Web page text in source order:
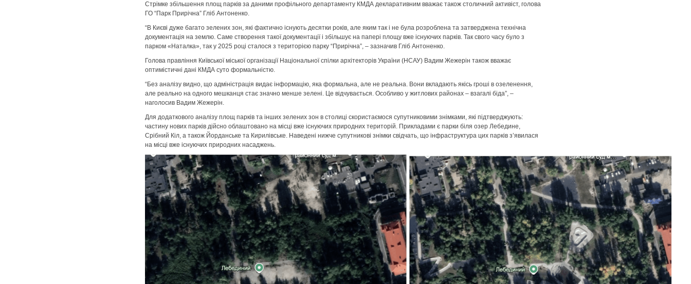
Стрімке збільшення площ парків за даними профільного департаменту КМДА декларативним вважає також столичний активіст, голова
ГО “Парк Прирічна” Гліб Антоненко.
“В Києві дуже багато зелених зон, які фактично існують десятки років, але яким так і не була розроблена та затверджена технічна
документація на землю. Саме створення такої документації і збільшує на папері площу вже існуючих парків. Так свого часу було з
парком «Наталка», так у 2025 році сталося з територією парку “Прирічна”, – зазначив Гліб Антоненко.
Голова правління Київської міської організації Національної спілки архітекторів України (НСАУ) Вадим Жежерін також вважає
оптимістичні дані КМДА суто формальністю.
“Без аналізу видно, що адміністрація видає інформацію, яка формальна, але не реальна. Вони вкладають якісь гроші в озеленення,
але реально на одного мешканця стає значно менше зелені. Це відчувається. Особливо у житлових районах – взагалі біда”, –
наголосив Вадим Жежерін.
Для додаткового аналізу площ парків та інших зелених зон в столиці скористаємося супутниковими знімками, які підтверджують:
частину нових парків дійсно облаштовано на місці вже існуючих природних територій. Прикладами є парки біля озер Лебедине,
Срібний Кіл, а також Йорданське та Кирилівське. Наведені нижче супутникові знімки свідчать, що інфраструктура цих парків з’явилася
на місці вже існуючих природних насаджень.